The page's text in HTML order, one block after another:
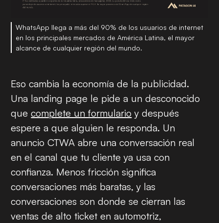
WhatsApp llega a más del 90% de los usuarios de internet
en los principales mercados de América Latina, el mayor
alcance de cualquier región del mundo.
Eso cambia la economía de la publicidad.
Una landing page le pide a un desconocido
quecomplete un formulario y después
espere a que alguien le responda. Un
anuncio CTWA abre una conversación real
en el canal que tu cliente ya usa con
confianza. Menos fricción significa
conversaciones más baratas, y las
conversaciones son donde se cierran las
ventas de alto ticket en automotriz,